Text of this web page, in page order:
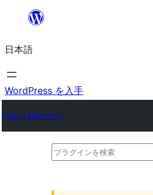
を
ス
キ
プ
日本語
WordPress を入手
Plugin Directory
プ